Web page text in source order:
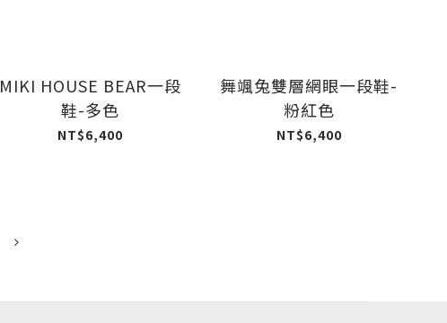
MIKI HOUSE BEAR一段
鞋-多色
NT$6,400
舞颯兔雙層網眼一段鞋-
粉紅色
NT$6,400